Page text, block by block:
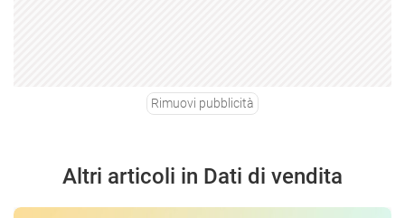
Rimuovi pubblicità
Altri articoli in Dati di vendita